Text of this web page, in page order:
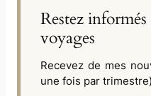
Restez
voyages
Recevez de mes
une fois par